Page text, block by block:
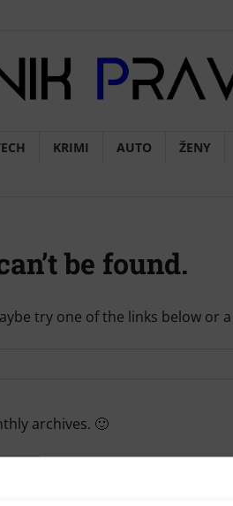
KRIMI AUTO ŽENY
be found.
try one of the links below or a
archives. 🙂